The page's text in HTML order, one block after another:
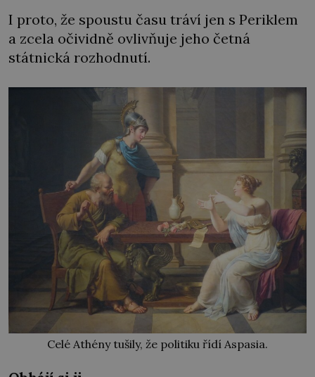
I proto, že spoustu času tráví jen s Periklem
a zcela očividně ovlivňuje jeho četná
státnická rozhodnutí.
Celé Athény tušily, že politiku řídí Aspasia.